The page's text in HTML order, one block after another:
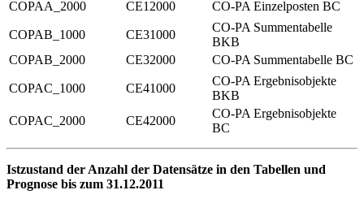
COPAA_2000
CE12000 CO-PA Einzelposten BC
COPAB_1000 CE31000
CO-PA Summentabelle
BKB
COPAB_2000
CE32000 CO-PA Summentabelle BC
COPAC_1000 CE41000
CO-PA Ergebnisobjekte
BKB
COPAC_2000
CE42000
CO-PA Ergebnisobjekte
BC
Istzustand der Anzahl der Datensätze in den Tabellen und
Prognose bis zum 31.12.2011